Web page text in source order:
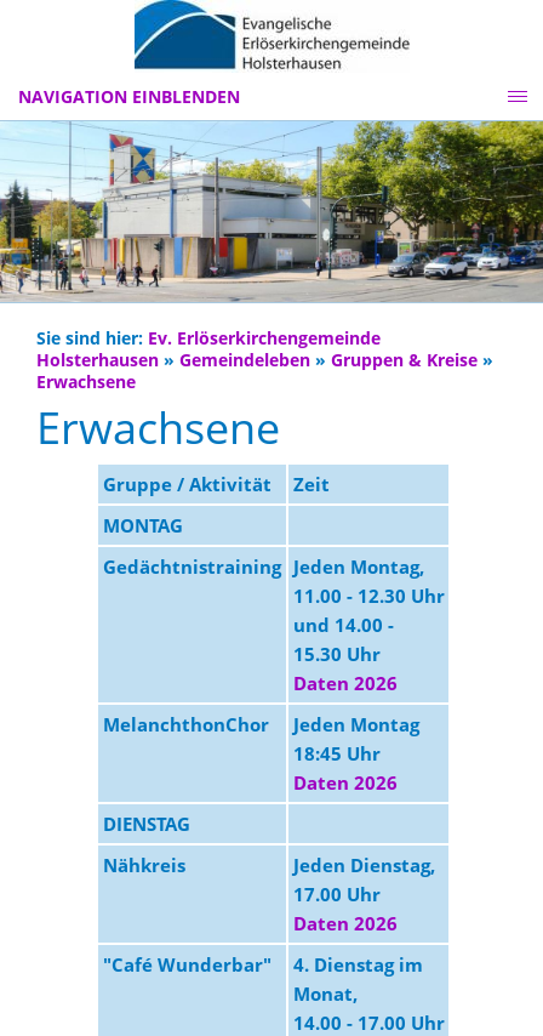
NAVIGATION EINBLENDEN
Sie sind hier: Ev. Erlöserkirchengemeinde
Holsterhausen » Gemeindeleben » Gruppen & Kreise »
Erwachsene
Erwachsene
Gruppe / Aktivität Zeit
MONTAG
Gedächtnistraining Jeden Montag,
11.00 - 12.30 Uhr
und 14.00 -
15.30 Uhr
Daten 2026
MelanchthonChor
Jeden Montag
18:45 Uhr
Daten 2026
DIENSTAG
Nähkreis
Jeden Dienstag,
17.00 Uhr
Daten 2026
"Café Wunderbar"
4. Dienstag im
Monat,
14.00 - 17.00 Uhr